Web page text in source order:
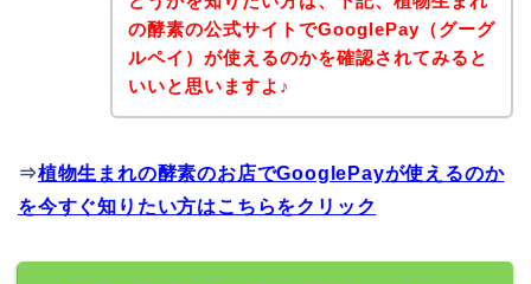
の酵素の公式サイトでGooglePay（グーグ
ルペイ）が使えるのかを確認されてみると
いいと思いますよ♪
⇒植物生まれの酵素のお店でGooglePayが使えるのか
を今すぐ知りたい方はこちらをクリック